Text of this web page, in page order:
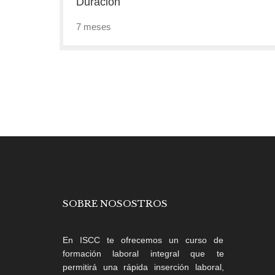
7 meses
SOBRE NOSOSTROS
En ISCC te ofrecemos un curso de
formación laboral integral que te
permitirá una rápida inserción laboral,